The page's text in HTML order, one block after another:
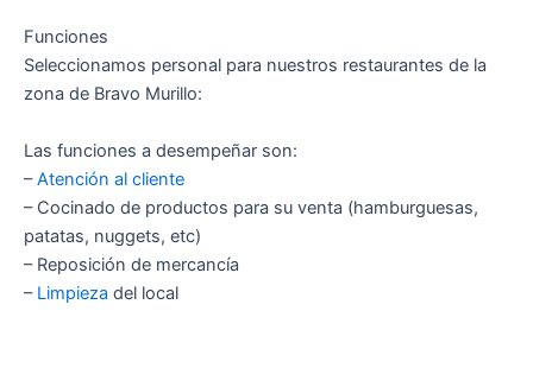
Funciones
Seleccionamos personal para nuestros restaurantes de la
zona de Bravo Murillo:
Las funciones a desempeñar son:
–Atención al cliente
– Cocinado de productos para su venta (hamburguesas,
patatas, nuggets, etc)
– Reposición de mercancía
– Limpieza del local